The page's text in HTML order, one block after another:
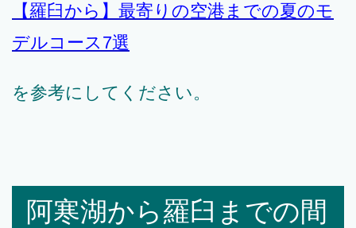
【羅臼から】最寄りの空港までの夏のモ
デルコース7選
を参考にしてください。
阿寒湖から羅臼までの間